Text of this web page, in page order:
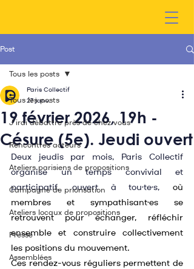
Post
Tous les posts
J'irai débattre près de chez vous
Rencontres acteurs
Ateliers parisiens de propositions
Campagne de priorisation
Ateliers locaux de propositions
Presse
Assemblées
Tous les posts
19 février 2026, 19h -
Césure (5e). Jeudi ouvert
Paris Collectif
27 janv.
Deux jeudis par mois, Paris Collectif
organise un temps convivial et
participatif, ouvert à tou·te·s, où
membres et sympathisant·es se
retrouvent pour échanger, réfléchir
ensemble et construire collectivement
les positions du mouvement.
Ces rendez-vous réguliers permettent de